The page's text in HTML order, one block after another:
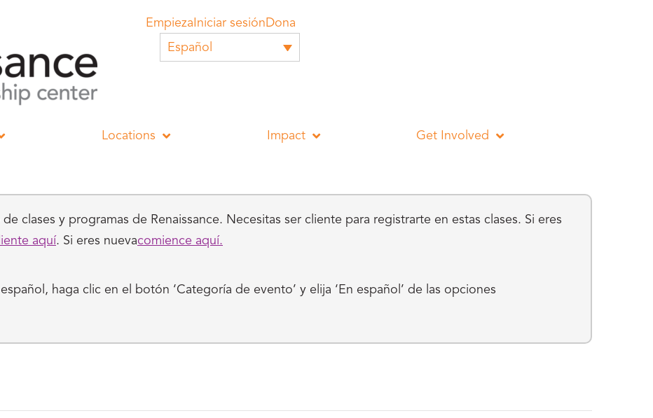
Empieza Iniciar sesiónDona
Español
Locations Impact Get Involved
clases y programas de Renaissance. Necesitas ser cliente para registrarte en estas clases. Si eres
aquí. Si eres nuevacomience aquí.
haga clic en el botón ‘Categoría de evento’ y elija ‘En español’ de las opciones